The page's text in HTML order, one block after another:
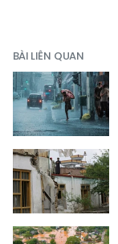
BÀI LIÊN QUAN